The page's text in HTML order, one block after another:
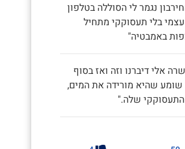
נגמר לי הסוללה בטלפון
בלי תעסוקקי מתחיל
באמבטיה"
אלי דיברנו וזה ואז בסוף
שהיא מורידה את המים,
שלה."